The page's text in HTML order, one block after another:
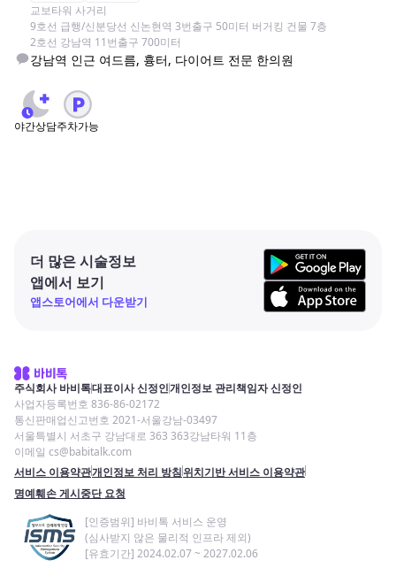
교보타워 사거리
9호선 급행/신분당선 신논현역 3번출구 50미터 버거킹 건물 7층
2호선 강남역 11번출구 700미터
강남역 인근 여드름, 흉터, 다이어트 전문 한의원
야간상담주차가능
더 많은 시술정보
앱에서 보기
앱스토어에서 다운받기
주식회사 바비톡대표이사 신정인개인정보 관리책임자 신정인
사업자등록번호 836-86-02172
통신판매업신고번호 2021-서울강남-03497
서울특별시 서초구 강남대로 363 363강남타워 11층
이메일 cs@babitalk.com
서비스 이용약관개인정보 처리 방침위치기반 서비스 이용약관
명예훼손 게시중단 요청
[인증범위] 바비톡 서비스 운영
(심사받지 않은 물리적 인프라 제외)
[유효기간] 2024.02.07 ~ 2027.02.06